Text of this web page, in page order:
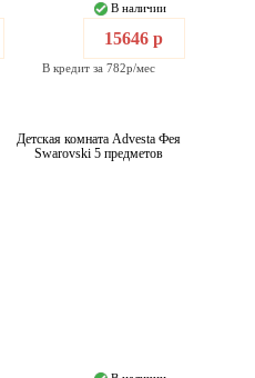
В наличии
15646 р
В кредит за 782р/мес
Детская комната Advesta Фея
Swarovski 5 предметов